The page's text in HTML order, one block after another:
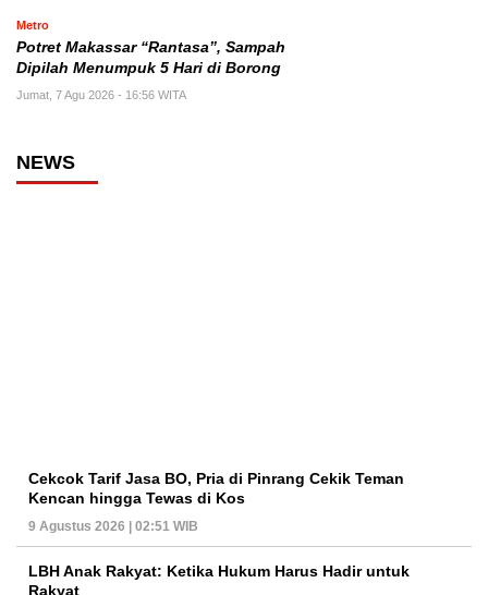
Metro
Potret Makassar “Rantasa”, Sampah
Dipilah Menumpuk 5 Hari di Borong
Jumat, 7 Agu 2026 - 16:56 WITA
NEWS
Cekcok Tarif Jasa BO, Pria di Pinrang Cekik Teman
Kencan hingga Tewas di Kos
9 Agustus 2026 | 02:51 WIB
LBH Anak Rakyat: Ketika Hukum Harus Hadir untuk
Rakyat